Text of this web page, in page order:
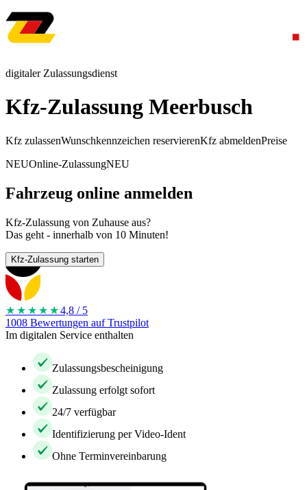
digitaler Zulassungsdienst
Kfz-Zulassung Meerbusch
Kfz zulassenWunschkennzeichen reservierenKfz abmeldenPreise
NEUOnline-ZulassungNEU
Fahrzeug online anmelden
Kfz-Zulassung von Zuhause aus?
Das geht - innerhalb von 10 Minuten!
Kfz-Zulassung starten
★★★★ ★4,8 / 5
1008 Bewertungen auf Trustpilot
Im digitalen Service enthalten
Zulassungsbescheinigung
Zulassung erfolgt sofort
24/7 verfügbar
Identifizierung per Video-Ident
Ohne Terminvereinbarung